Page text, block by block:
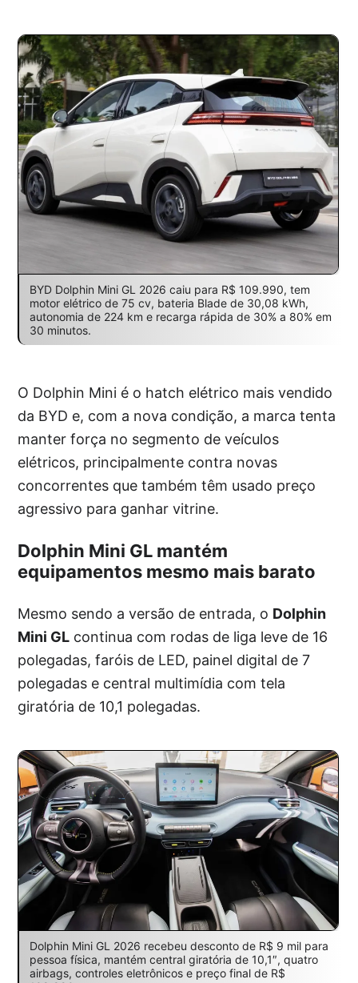
BYD Dolphin Mini GL 2026 caiu para R$ 109.990, tem
motor elétrico de 75 cv, bateria Blade de 30,08 kWh,
autonomia de 224 km e recarga rápida de 30% a 80% em
30 minutos.
O Dolphin Mini é o hatch elétrico mais vendido
da BYD e, com a nova condição, a marca tenta
manter força no segmento de veículos
elétricos, principalmente contra novas
concorrentes que também têm usado preço
agressivo para ganhar vitrine.
Dolphin Mini GL mantém
equipamentos mesmo mais barato
Mesmo sendo a versão de entrada, o Dolphin
Mini GL continua com rodas de liga leve de 16
polegadas, faróis de LED, painel digital de 7
polegadas e central multimídia com tela
giratória de 10,1 polegadas.
Dolphin Mini GL 2026 recebeu desconto de R$ 9 mil para
pessoa física, mantém central giratória de 10,1″, quatro
airbags, controles eletrônicos e preço final de R$